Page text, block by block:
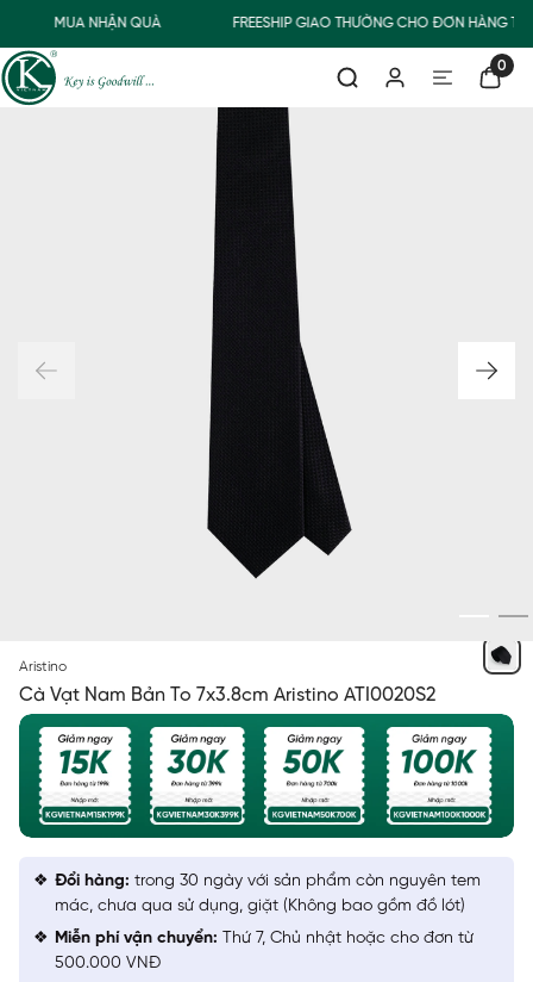
MUA NHẬN QUÀ FREESHIP GIAO THƯỜNG CHO ĐƠN HÀNG
0
Aristino
Cà Vạt Nam Bản To 7x3.8cm Aristino ATI0020S2
Đổi hàng: trong 30 ngày với sản phẩm còn nguyên tem
mác, chưa qua sử dụng, giặt (Không bao gồm đồ lót)
Miễn phí vận chuyển: Thứ 7, Chủ nhật hoặc cho đơn từ
500.000 VNĐ